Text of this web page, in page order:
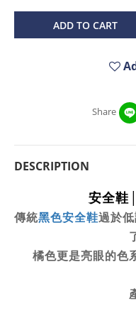
ADD TO CART
Share
DESCRIPTION
安全鞋
傳統黑色安全鞋過於
橘色更是亮眼的色